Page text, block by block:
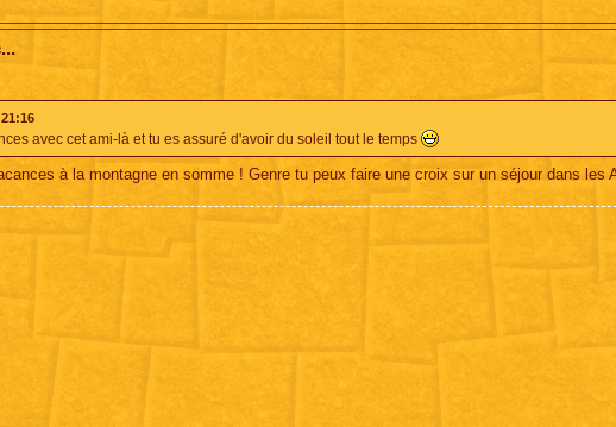
avec cet ami-là et tu es assuré d'avoir du soleil tout le temps
à la montagne en somme ! Genre tu peux faire une croix sur un séjour dans les